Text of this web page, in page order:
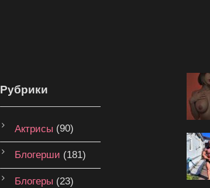
Рубрики
Актрисы (90)
Блогерши (181)
Блогеры (23)